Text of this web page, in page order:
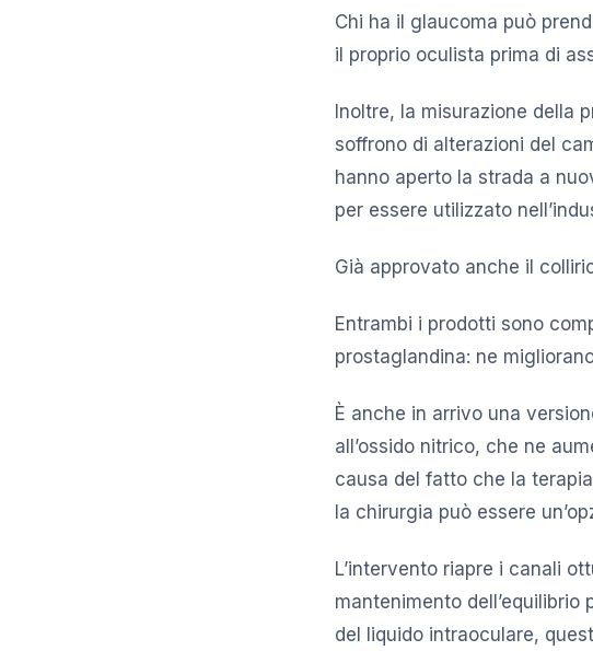
Chi ha il glaucoma può
il proprio oculista prima di
Inoltre, la misurazione della
soffrono di alterazioni del
hanno aperto la strada a
per essere utilizzato
Già approvato anche il
Entrambi i prodotti sono
prostaglandina: ne
È anche in arrivo una
all’ossido nitrico, che ne
causa del fatto che la
la chirurgia può essere
L’intervento riapre i canali
mantenimento
del liquido intraoculare,